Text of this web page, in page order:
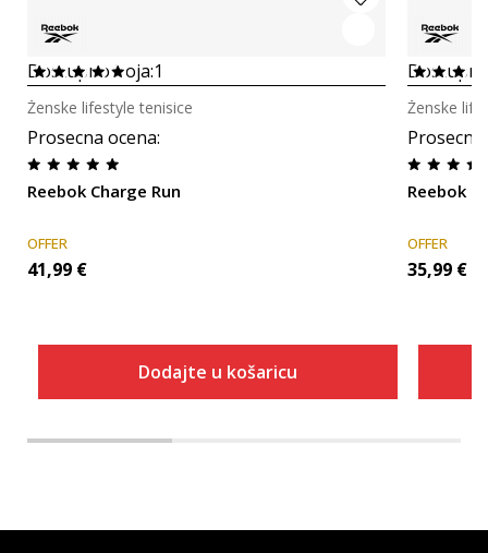
Dostupno boja:1
Prosecna ocena:
Reebok Charge Run
Ženske lifestyle tenisice
OFFER
41,99 €
Dodajte u košaricu
Reebok
Ženske
OFFER
35,99 €